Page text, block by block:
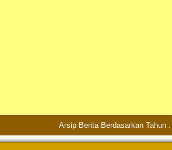
Arsip Berita Berdasarkan Tahun :